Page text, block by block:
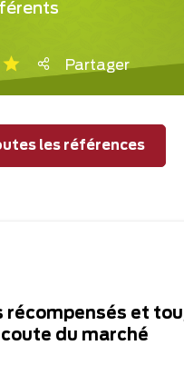
Partager
les références
récompensés et
du marché